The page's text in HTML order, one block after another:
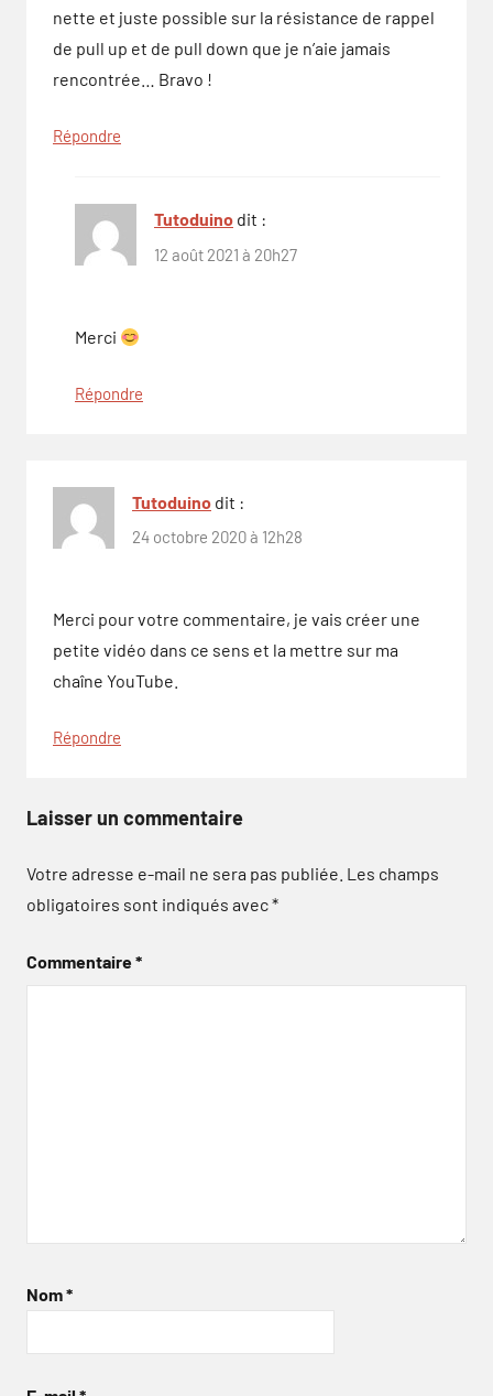
nette et juste possible sur la résistance de rappel
de pull up et de pull down que je n’aie jamais
rencontrée… Bravo !
Répondre
Tutoduino dit :
12 août 2021 à 20h27
Merci
Répondre
Tutoduino dit :
24 octobre 2020 à 12h28
Merci pour votre commentaire, je vais créer une
petite vidéo dans ce sens et la mettre sur ma
chaîne YouTube.
Répondre
Laisser un commentaire
Votre adresse e-mail ne sera pas publiée. Les champs
obligatoires sont indiqués avec*
Commentaire*
Nom*